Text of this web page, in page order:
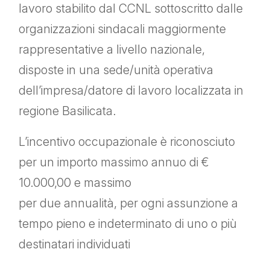
lavoro stabilito dal CCNL sottoscritto dalle
organizzazioni sindacali maggiormente
rappresentative a livello nazionale,
disposte in una sede/unità operativa
dell’impresa/datore di lavoro localizzata in
regione Basilicata.
L’incentivo occupazionale è riconosciuto
per un importo massimo annuo di €
10.000,00 e massimo
per due annualità, per ogni assunzione a
tempo pieno e indeterminato di uno o più
destinatari individuati